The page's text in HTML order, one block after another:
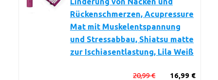
Rückenschmerzen, Acupressure
Mat mit Muskelentspannung
und Stressabbau, Shiatsu matte
zur Ischiasentlastung, Lila Weiß
16,99 €
20,99 €